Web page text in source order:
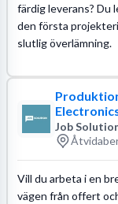
färdig leverans? Du
den första
slutlig överlämning.
Job
Vill du arbeta i en
vägen från offert